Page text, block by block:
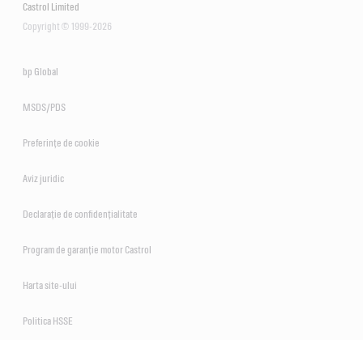
Castrol Limited
Copyright © 1999-2026
bp Global
MSDS/PDS
Preferințe de cookie
Aviz juridic
Declarație de confidențialitate
Program de garanție motor Castrol
Harta site-ului
Politica HSSE